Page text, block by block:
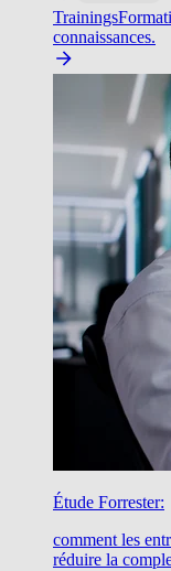
Trainings
connaissances.
Étude Forrester:
comment les
réduire la